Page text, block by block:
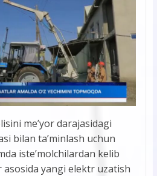
me’yor darajasidagi
bilan ta’minlash uchun
iste’molchilardan kelib
yangi elektr uzatish